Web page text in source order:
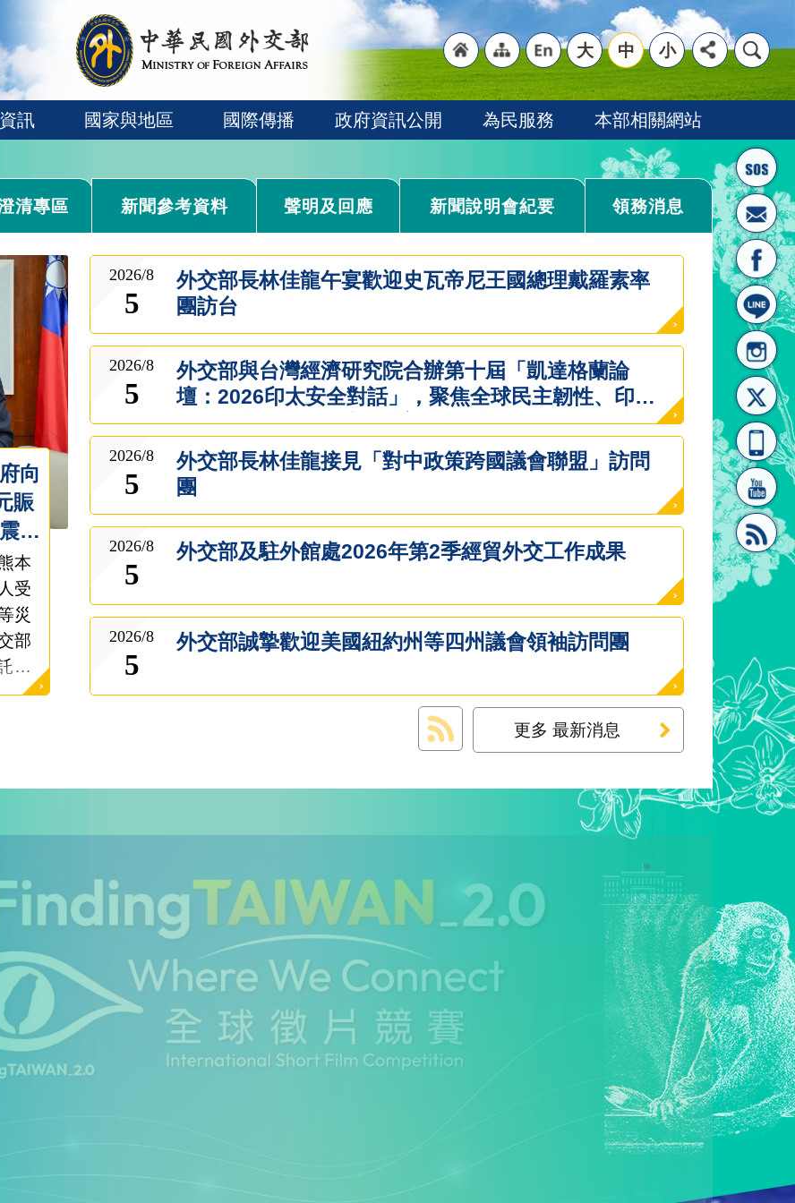
首頁
[連
"網
站導
覽
"英
文語
系"
大 中 小
訊 國家與地區 國際傳播 政府資訊公開 為民服務
本部相關網站
清專區 新聞參考資料 聲明及回應 新聞說明會紀要 領務消息
向
賑
災
本
受
災
部
募
2026/8
5
外交部長林佳龍午宴歡迎史瓦帝尼王國總理戴羅素率
團訪台
2026/8
5
外交部與台灣經濟研究院合辦第十屆「凱達格蘭論
壇：2026印太安全對話」，聚焦全球民主韌性、印太
區域聯防及非紅供應鏈重塑，並呼籲國際友盟攜手反
制中國《民族團結進步促進法》
2026/8
5
外交部長林佳龍接見「對中政策跨國議會聯盟」訪問
團
2026/8
5
外交部及駐外館處2026年第2季經貿外交工作成果
2026/8
5
外交部誠摯歡迎美國紐約州等四州議會領袖訪問團
更多 最新消息